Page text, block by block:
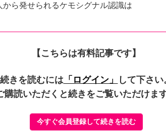
から発せられるケモシグナル認識は
【こちらは有料記事です】
続きを読むには 「ログイン」
して下さい
購読いただくと続きをご覧いただけます
今すぐ会員登録して続きを読む